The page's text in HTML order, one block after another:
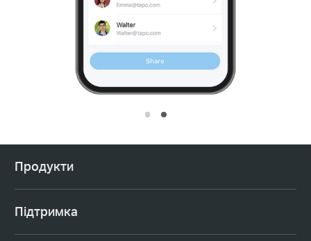
Продукти
Підтримка